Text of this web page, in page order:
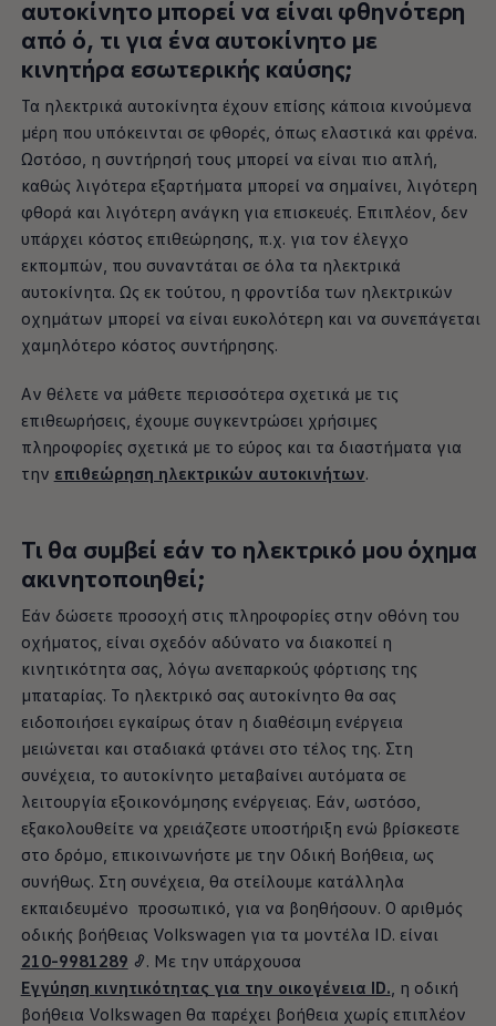
αυτοκίνητο μπορεί να είναι φθηνότερη
από ό, τι για ένα αυτοκίνητο με
κινητήρα εσωτερικής καύσης;
Τα ηλεκτρικά αυτοκίνητα έχουν επίσης κάποια κινούμενα
μέρη που υπόκεινται σε φθορές, όπως ελαστικά και φρένα.
Ωστόσο, η συντήρησή τους μπορεί να είναι πιο απλή,
καθώς λιγότερα εξαρτήματα μπορεί να σημαίνει, λιγότερη
φθορά και λιγότερη ανάγκη για επισκευές. Επιπλέον, δεν
υπάρχει κόστος επιθεώρησης, π.χ. για τον έλεγχο
εκπομπών, που συναντάται σε όλα τα ηλεκτρικά
αυτοκίνητα. Ως εκ τούτου, η φροντίδα των ηλεκτρικών
οχημάτων μπορεί να είναι ευκολότερη και να συνεπάγεται
χαμηλότερο κόστος συντήρησης.
Αν θέλετε να μάθετε περισσότερα σχετικά με τις
επιθεωρήσεις, έχουμε συγκεντρώσει χρήσιμες
πληροφορίες σχετικά με το εύρος και τα διαστήματα για
την επιθεώρηση ηλεκτρικών αυτοκινήτων.
Τι θα συμβεί εάν το ηλεκτρικό μου όχημα
ακινητοποιηθεί;
Εάν δώσετε προσοχή στις πληροφορίες στην οθόνη του
οχήματος, είναι σχεδόν αδύνατο να διακοπεί η
κινητικότητα σας, λόγω ανεπαρκούς φόρτισης της
μπαταρίας. Το ηλεκτρικό σας αυτοκίνητο θα σας
ειδοποιήσει εγκαίρως όταν η διαθέσιμη ενέργεια
μειώνεται και σταδιακά φτάνει στο τέλος της. Στη
συνέχεια, το αυτοκίνητο μεταβαίνει αυτόματα σε
λειτουργία εξοικονόμησης ενέργειας. Εάν, ωστόσο,
εξακολουθείτε να χρειάζεστε υποστήριξη ενώ βρίσκεστε
στο δρόμο, επικοινωνήστε με την Οδική Βοήθεια, ως
συνήθως. Στη συνέχεια, θα στείλουμε κατάλληλα
εκπαιδευμένο προσωπικό, για να βοηθήσουν. Ο αριθμός
οδικής βοήθειας Volkswagen για τα μοντέλα ID. είναι
210-9981289
. Με την υπάρχουσα
Εγγύηση κινητικότητας για την οικογένεια ID. , η οδική
βοήθεια Volkswagen θα παρέχει βοήθεια χωρίς επιπλέον